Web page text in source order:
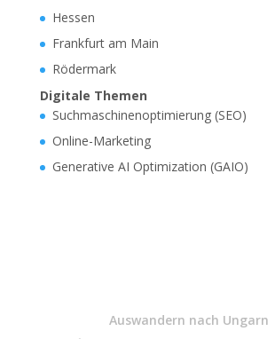
Hessen
Frankfurt am Main
Rödermark
Digitale Themen
Suchmaschinenoptimierung (SEO)
Online-Marketing
Generative AI Optimization (GAIO)
Auswandern nach Ungarn